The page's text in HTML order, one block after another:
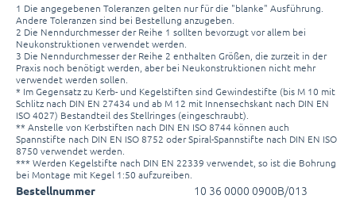
1 Die angegebenen Toleranzen gelten nur für die "blanke" Ausführung.
Andere Toleranzen sind bei Bestellung anzugeben.
2 Die Nenndurchmesser der Reihe 1 sollten bevorzugt vor allem bei
Neukonstruktionen verwendet werden.
3 Die Nenndurchmesser der Reihe 2 enthalten Größen, die zurzeit in der
Praxis noch benötigt werden, aber bei Neukonstruktionen nicht mehr
verwendet werden sollen.
* Im Gegensatz zu Kerb- und Kegelstiften sind Gewindestifte (bis M 10 mit
Schlitz nach DIN EN 27434 und ab M 12 mit Innensechskant nach DIN EN
ISO 4027) Bestandteil des Stellringes (eingeschraubt).
** Anstelle von Kerbstiften nach DIN EN ISO 8744 können auch
Spannstifte nach DIN EN ISO 8752 oder Spiral-Spannstifte nach DIN EN ISO
8750 verwendet werden.
*** Werden Kegelstifte nach DIN EN 22339 verwendet, so ist die Bohrung
bei Montage mit Kegel 1:50 aufzureiben.
Bestellnummer 10 36 0000 0900B/013